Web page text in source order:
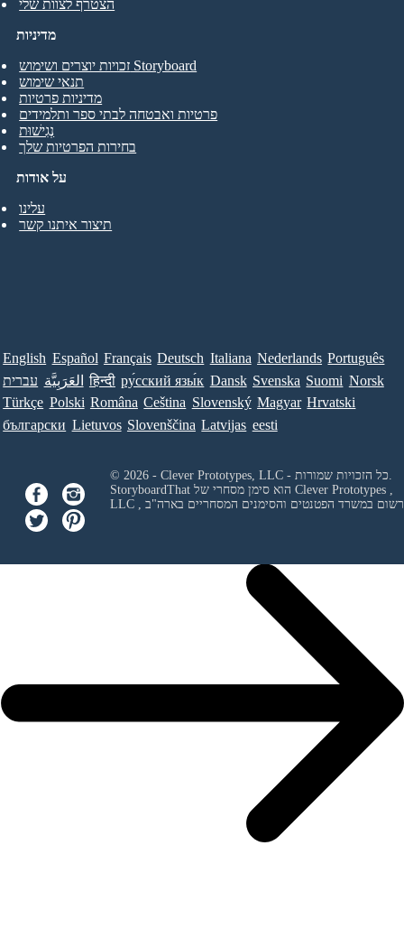
הצטרף לצוות שלי
על אודות
עלינו
תיצור איתנו קשר
מדיניות
זכויות יוצרים ושימוש Storyboard
תנאי שימוש
מדיניות פרטיות
פרטיות ואבטחה לבתי ספר ותלמידים
נְגִישׁוּת
בחירות הפרטיות שלך
English Español Français Deutsch Italiana Nederlands Português
עברית العَرَبِيَّة हिन्दी ру́сский язы́к Dansk Svenska Suomi Norsk
Türkçe Polski Româna Ceština Slovenský Magyar Hrvatski
български Lietuvos Slovenščina Latvijas eesti
Clever Prototypes ,
LLC
ורשום במשרד הפטנטים והסימנים המסחריים בארה"ב